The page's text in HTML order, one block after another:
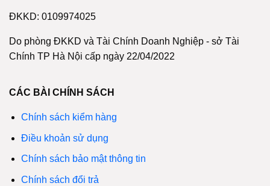
ĐKKD: 0109974025
Do phòng ĐKKD và Tài Chính Doanh Nghiệp - sở Tài
Chính TP Hà Nội cấp ngày 22/04/2022
CÁC BÀI CHÍNH SÁCH
Chính sách kiểm hàng
Điều khoản sử dụng
Chính sách bảo mật thông tin
Chính sách đổi trả